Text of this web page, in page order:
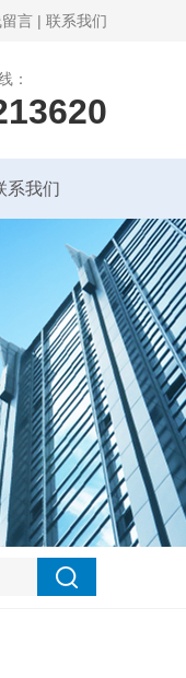
言 | 联系我们
：
系我们